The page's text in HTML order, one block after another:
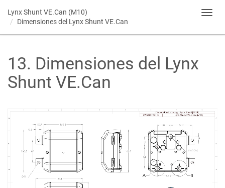
Lynx Shunt VE.Can (M10)
Dimensiones del Lynx Shunt VE.Can
13. Dimensiones del Lynx
Shunt VE.Can